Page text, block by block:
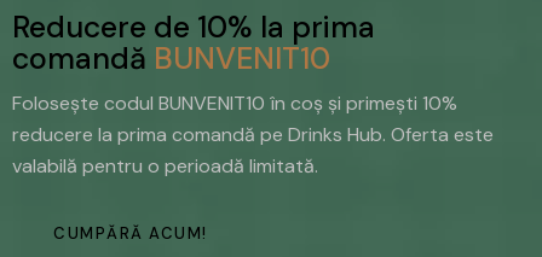
Reducere de 10% la prima
comandă BUNVENIT10
Folosește codul BUNVENIT10 în coș și primești 10%
reducere la prima comandă pe Drinks Hub. Oferta este
valabilă pentru o perioadă limitată.
CUMPĂRĂ ACUM!